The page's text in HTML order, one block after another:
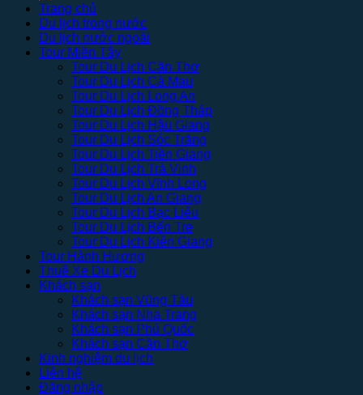
Trang chủ
Du lịch trong nước
Du lịch nước ngoài
Tour Miền Tây
Tour Du Lịch Cần Thơ
Tour Du Lịch Cà Mau
Tour Du Lịch Long An
Tour Du Lịch Đồng Tháp
Tour Du Lịch Hậu Giang
Tour Du Lịch Sóc Trăng
Tour Du Lịch Tiền Giang
Tour Du Lịch Trà Vinh
Tour Du Lịch Vĩnh Long
Tour Du Lịch An Giang
Tour Du Lịch Bạc Liêu
Tour Du Lịch Bến Tre
Tour Du Lịch Kiên Giang
Tour Hành Hương
Thuê Xe Du Lịch
Khách sạn
Khách sạn Vũng Tàu
Khách sạn Nha Trang
Khách sạn Phú Quốc
Khách sạn Cần Thơ
Kinh nghiệm du lịch
Liên hệ
Đăng nhập